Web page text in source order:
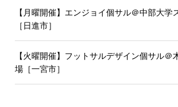
【月曜開催】エンジョイ個サル＠中部大学
［日進市］
【火曜開催】フットサルデザイン個サル＠
場［一宮市］